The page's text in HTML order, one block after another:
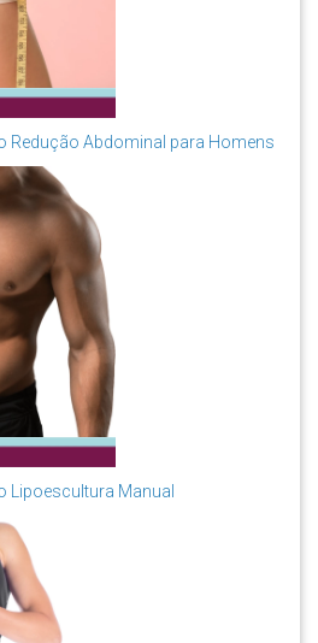
Redução Abdominal para Homens
Lipoescultura Manual